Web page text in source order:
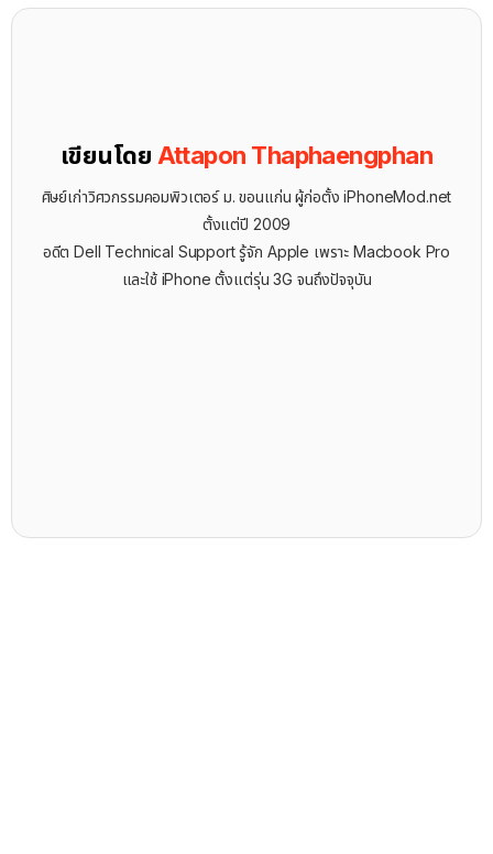
เขียนโดย Attapon Thaphaengphan
ศิษย์เก่าวิศวกรรมคอมพิวเตอร์ ม. ขอนแก่น ผู้ก่อตั้ง iPhoneMod.net
ตั้งแต่ปี 2009
อดีต Dell Technical Support รู้จัก ​Apple เพราะ Macbook Pro
และใช้ iPhone ตั้งแต่รุ่น 3G จนถึงปัจจุบัน